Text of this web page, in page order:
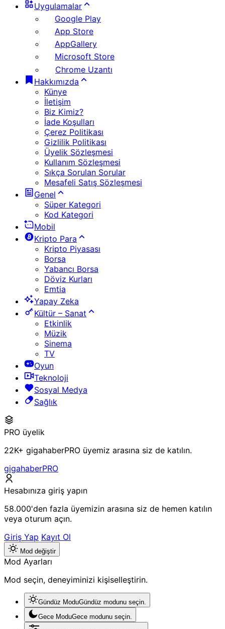
Uygulamalar
Google Play
App Store
AppGallery
Microsoft Store
Chrome Uzantı
Hakkımızda
Künye
İletişim
Biz Kimiz?
İade Koşulları
Çerez Politikası
Gizlilik Politikası
Üyelik Sözleşmesi
Kullanım Sözleşmesi
Sıkça Sorulan Sorular
Mesafeli Satış Sözleşmesi
Genel
Süper Kategori
Kod Kategori
Mobil
Kripto Para
Kripto Piyasası
Borsa
Yabancı Borsa
Döviz Kurları
Emtia
Yapay Zeka
Kültür – Sanat
Etkinlik
Müzik
Sinema
TV
Oyun
Teknoloji
Sosyal Medya
Sağlık
PRO üyelik
22K+ gigahaberPRO üyemiz arasına siz de katılın.
gigahaberPRO
Hesabınıza giriş yapın
58.000'den fazla üyemizin arasına siz de hemen katılın
veya oturum açın.
Giriş Yap Kayıt Ol
Mod değiştir
Mod Ayarları
Mod seçin, deneyiminizi kişiselleştirin.
Gündüz ModuGündüz modunu seçin.
Gece ModuGece modunu seçin.